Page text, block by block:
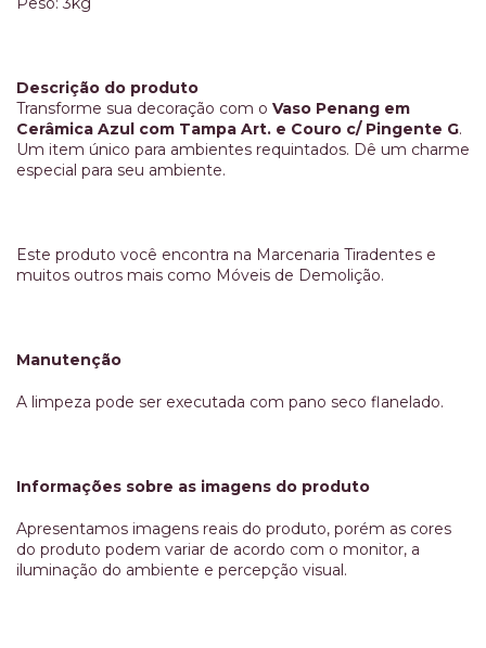
Descrição do produto
Transforme sua decoração com o Vaso Penang em
Cerâmica Azul com Tampa Art. e Couro c/ Pingente G.
Um item único para ambientes requintados. Dê um charme
especial para seu ambiente.
Este produto você encontra na Marcenaria Tiradentes e
muitos outros mais como Móveis de Demolição.
Manutenção
A limpeza pode ser executada com pano seco flanelado.
Informações sobre as imagens do produto
Apresentamos imagens reais do produto, porém as cores
do produto podem variar de acordo com o monitor, a
iluminação do ambiente e percepção visual.